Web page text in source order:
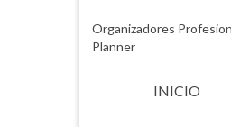
Organizadores
Planner
INICIO